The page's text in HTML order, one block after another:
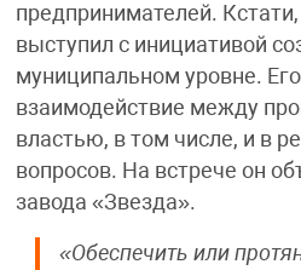
предпринимателей.
выступил с инициативой
муниципальном уровне.
взаимодействие между
властью, в том числе, и в
вопросов. На встрече он
завода «Звезда».
«Обеспечить или